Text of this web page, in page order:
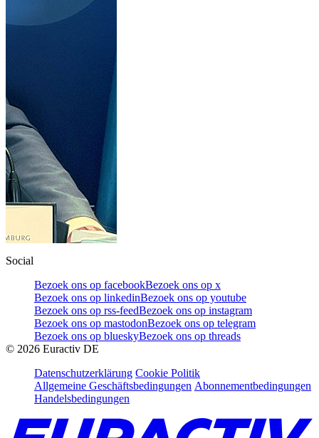
Social
Bezoek ons op facebookBezoek ons op x
Bezoek ons op linkedinBezoek ons op youtube
Bezoek ons op rss-feedBezoek ons op instagram
Bezoek ons op mastodonBezoek ons op telegram
Bezoek ons op blueskyBezoek ons op threads
© 2026 Euractiv DE
Datenschutzerklärung Cookie Politik
Allgemeine Geschäftsbedingungen Abonnementbedingungen
Handelsbedingungen